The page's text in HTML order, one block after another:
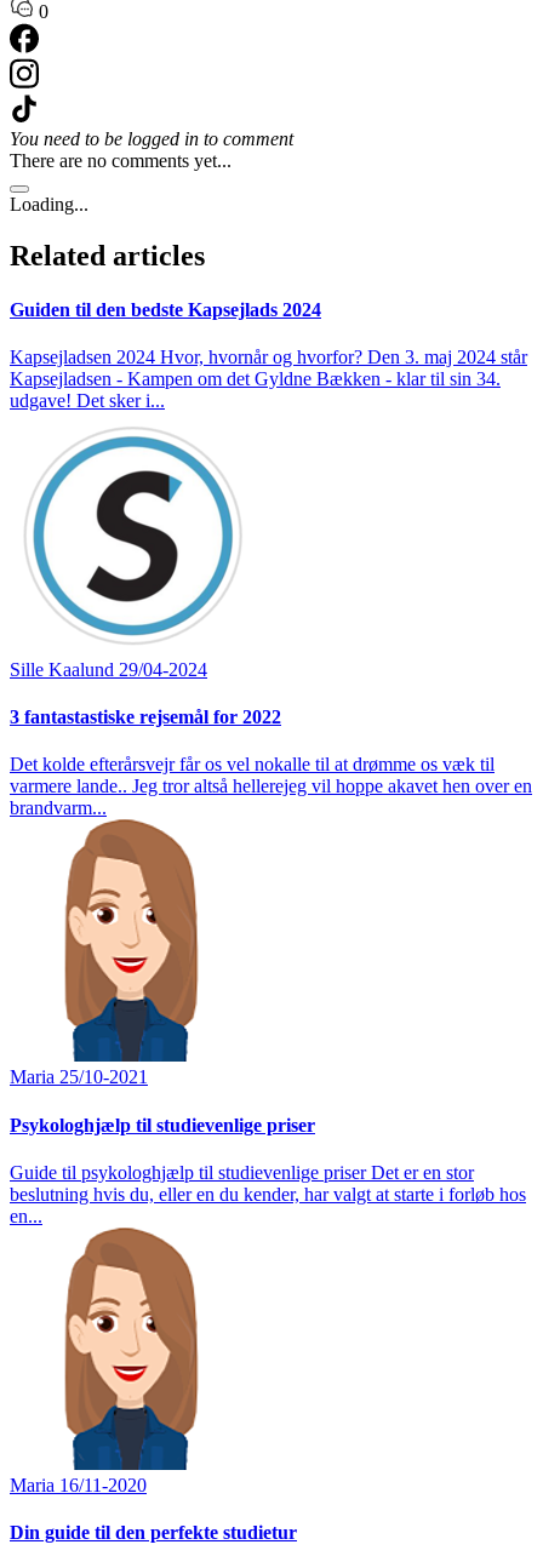
0
You need to be logged in to comment
There are no comments yet...
Loading...
Related articles
Guiden til den bedste Kapsejlads 2024
Kapsejladsen 2024 Hvor, hvornår og hvorfor? Den 3. maj 2024 står
Kapsejladsen - Kampen om det Gyldne Bækken - klar til sin 34.
udgave! Det sker i...
Sille Kaalund 29/04-2024
3 fantastastiske rejsemål for 2022
Det kolde efterårsvejr får os vel nokalle til at drømme os væk til
varmere lande.. Jeg tror altså hellerejeg vil hoppe akavet hen over en
brandvarm...
Maria 25/10-2021
Psykologhjælp til studievenlige priser
Guide til psykologhjælp til studievenlige priser Det er en stor
beslutning hvis du, eller en du kender, har valgt at starte i forløb hos
en...
Maria 16/11-2020
Din guide til den perfekte studietur